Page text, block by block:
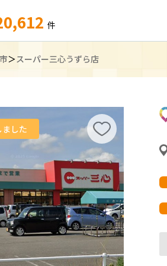
件
スーパー三心うずら店
した